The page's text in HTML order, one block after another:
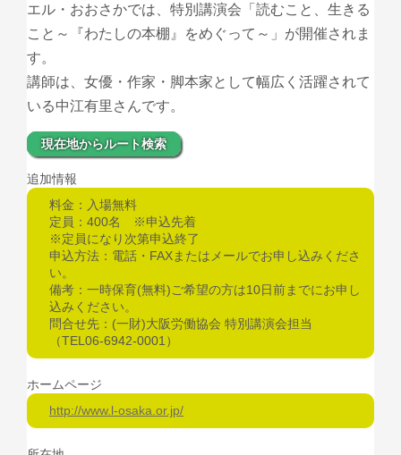
エル・おおさかでは、特別講演会「読むこと、生きる
こと～『わたしの本棚』をめぐって～」が開催されま
す。
講師は、女優・作家・脚本家として幅広く活躍されて
いる中江有里さんです。
現在地からルート検索
追加情報
料金：入場無料
定員：400名 ※申込先着
※定員になり次第申込終了
申込方法：電話・FAXまたはメールでお申し込みくださ
い。
備考：一時保育(無料)ご希望の方は10日前までにお申し
込みください。
問合せ先：(一財)大阪労働協会 特別講演会担当
（TEL06-6942-0001）
ホームページ
http://www.l-osaka.or.jp/